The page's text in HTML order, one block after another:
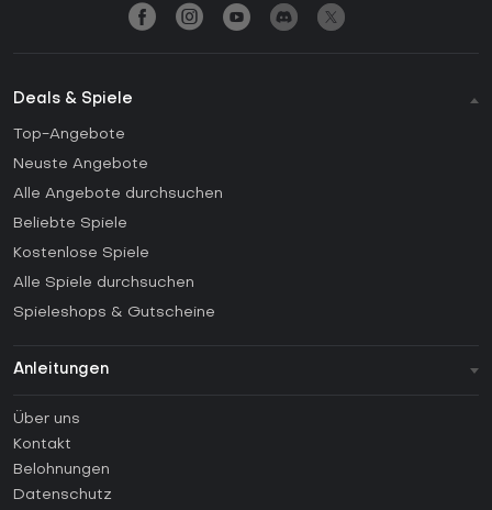
Deals & Spiele
Top-Angebote
Neuste Angebote
Alle Angebote durchsuchen
Beliebte Spiele
Kostenlose Spiele
Alle Spiele durchsuchen
Spieleshops & Gutscheine
Anleitungen
Anleitungen
Wie aktiviert man einen Steam CD Key?
Wie aktiviert man einen Epic Games CD Key?
Über uns
Kontakt
Belohnungen
Datenschutz